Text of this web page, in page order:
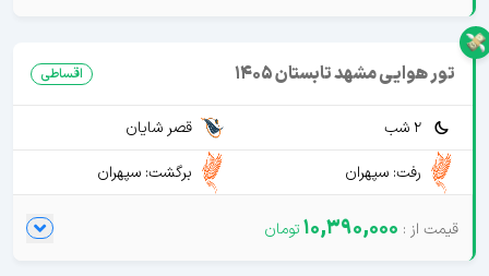
تور هوایی مشهد تابستان 1405 اقساطی
2 شب
قصر شایان
رفت: سپهران
برگشت: سپهران
10,390,000